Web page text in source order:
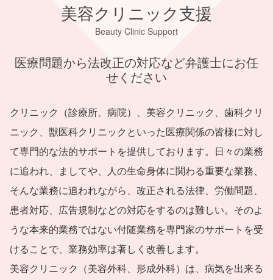
美容クリニック支援
Beauty Clinic Support
医療問題から法改正の対応など弁護士にお任
せください
クリニック（診療所、病院）、美容クリニック、歯科クリ
ニック、獣医科クリニックといった医療関係の皆様に対し
て専門的な法的サポートを提供しております。日々の業務
に追われ、ましてや、人の生命身体に関わる重要な業務、
そんな業務に追われながら、改正される法律、労働問題、
患者対応、広告規制などの対応をするのは難しい。そのよ
うな本来的業務ではない付随業務を専門家のサポートを受
けることで、業務効率は著しく改善します。
美容クリニック（美容外科、形成外科）は、病気を出来る